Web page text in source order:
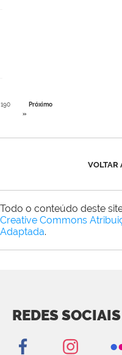
190
Próximo
»
VOLTAR
Todo o conteúdo deste
Creative Commons
Adaptada.
REDES SOCIAIS